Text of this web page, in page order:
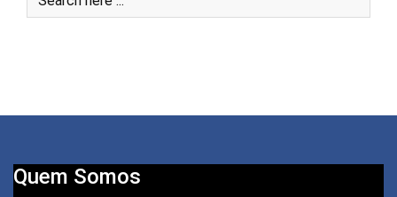
Quem Somos